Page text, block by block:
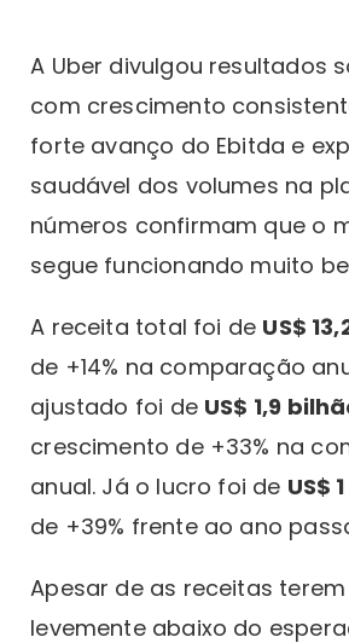
A Uber divulgou resultados
com crescimento
forte avanço do Ebitda e
saudável dos volumes na
números confirmam que o
segue funcionando muito
A receita total foi de US$
de +14% na comparação
ajustado foi de US$ 1,9
crescimento de +33% na
anual. Já o lucro foi de US$
de +39% frente ao ano
Apesar de as receitas
levemente abaixo do